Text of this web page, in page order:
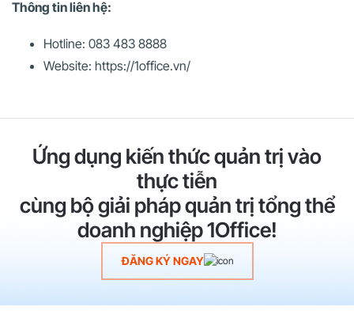
Thông tin liên hệ:
Hotline: 083 483 8888
Website: https://1office.vn/
Ứng dụng kiến thức quản trị vào
thực tiễn
cùng bộ giải pháp quản trị tổng thể
doanh nghiệp 1Office!
ĐĂNG KÝ NGAY